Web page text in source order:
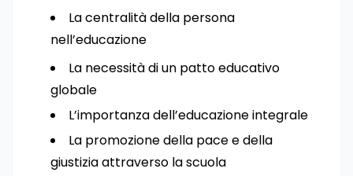
La centralità della persona
nell’educazione
La necessità di un patto educativo
globale
L’importanza dell’educazione integrale
La promozione della pace e della
giustizia attraverso la scuola